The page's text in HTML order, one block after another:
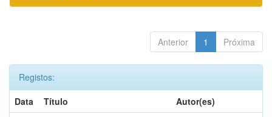
Anterior 1 Próxima
Registos:
Data
Título
Autor(es)